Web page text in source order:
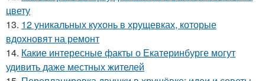
цвету
13. 12 уникальных кухонь в хрущевках, которые
вдохновят на ремонт
14. Какие интересные факты о Екатеринбурге могут
удивить даже местных жителей